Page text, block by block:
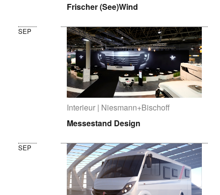
Frischer (See)Wind
SEP
Interieur | Niesmann+Bischoff
Messestand Design
SEP